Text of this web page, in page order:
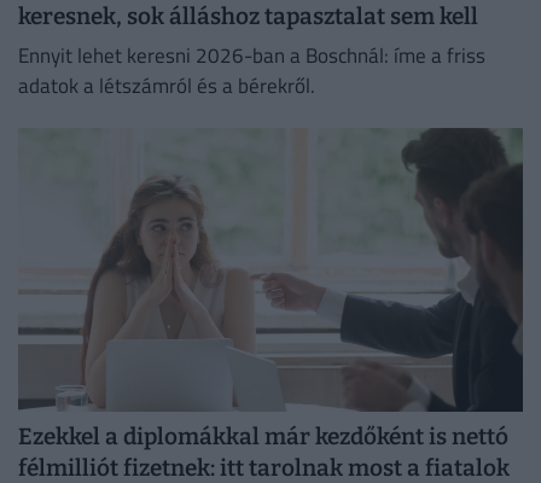
keresnek, sok álláshoz tapasztalat sem kell
Ennyit lehet keresni 2026-ban a Boschnál: íme a friss
adatok a létszámról és a bérekről.
Ezekkel a diplomákkal már kezdőként is nettó
félmilliót fizetnek: itt tarolnak most a fiatalok